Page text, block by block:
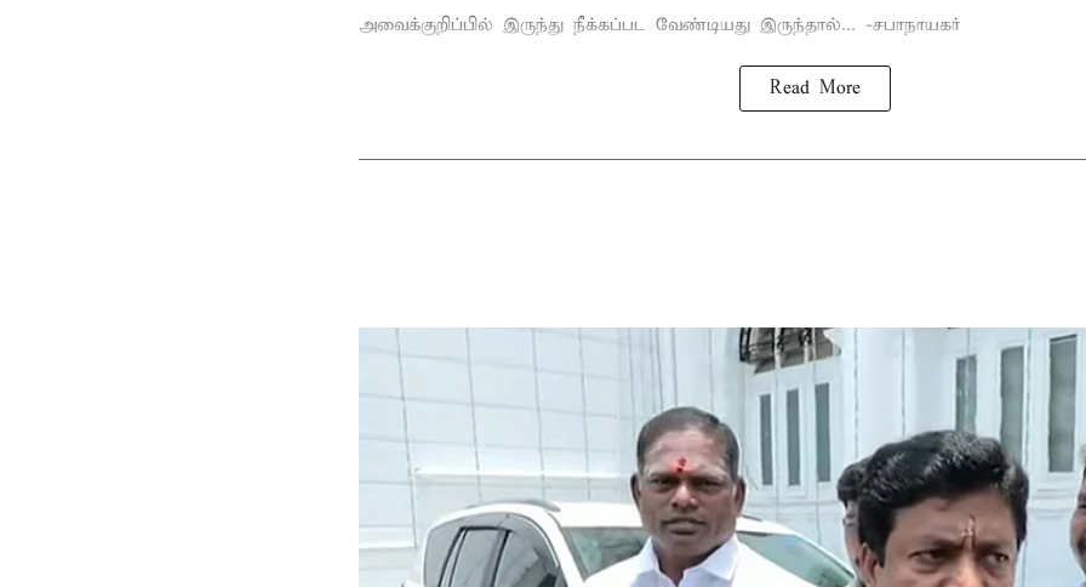
அவைக்குறிப்பில் இருந்து நீக்கப்பட வேண்டியது இருந்தால்... -சபாநாயகர்
Read More